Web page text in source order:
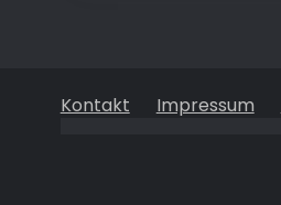
Kontakt Impressum